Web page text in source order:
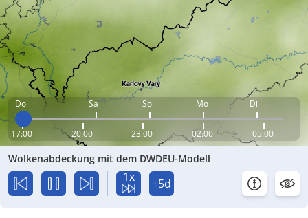
Do Sa So Mo Di
17:00 20:00 23:00 02:00 05:00
Wolkenabdeckung mit dem DWDEU-Modell
1x +5d